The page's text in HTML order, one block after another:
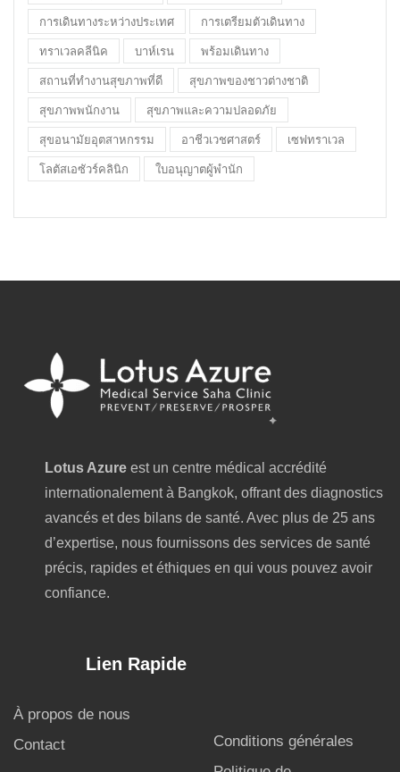
การเดินทางระหว่างประเทศ การเตรียมตัวเดินทาง
ทราเวลคลีนิค บาห์เรน พร้อมเดินทาง
สถานที่ทำงานสุขภาพที่ดี สุขภาพของชาวต่างชาติ
สุขภาพพนักงาน สุขภาพและความปลอดภัย
สุขอนามัยอุตสาหกรรม อาชีวเวชศาสตร์ เซฟทราเวล
โลตัสเอซัวร์คลินิก ใบอนุญาตผู้พำนัก
Lotus Azure est un centre médical accrédité
internationalement à Bangkok, offrant des diagnostics
avancés et des bilans de santé. Avec plus de 25 ans
d’expertise, nous fournissons des services de santé
précis, rapides et éthiques en qui vous pouvez avoir
confiance.
Lien Rapide
À propos de nous
Contact
Conditions générales